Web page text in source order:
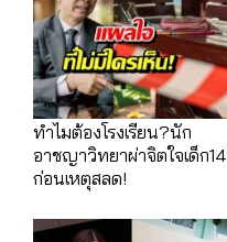
ทำไมต้องโรงเรียน?นัก
อาชญาวิทยาผ่าจิตใจเด็ก14
ก่อนเหตุสลด!